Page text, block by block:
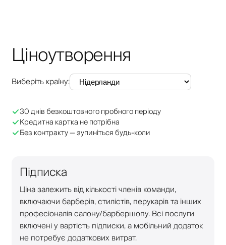
Ціноутворення
Виберіть країну:
30 днів безкоштовного пробного періоду
Кредитна картка не потрібна
Без контракту — зупиніться будь-коли
Підписка
Ціна залежить від кількості членів команди,
включаючи барберів, стилістів, перукарів та інших
професіоналів салону/барбершопу. Всі послуги
включені у вартість підписки, а мобільний додаток
не потребує додаткових витрат.